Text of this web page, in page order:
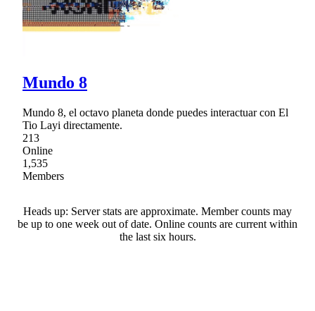
Mundo 8
Mundo 8, el octavo planeta donde puedes interactuar con El
Tio Layi directamente.
213
Online
1,535
Members
Heads up: Server stats are approximate. Member counts may
be up to one week out of date. Online counts are current within
the last six hours.